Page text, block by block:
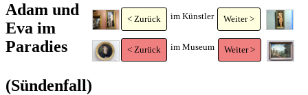
< Zurück im Künstler Weiter >
< Zurück im Museum Weiter >
Adam und
Eva im
Paradies
(Sündenfall)